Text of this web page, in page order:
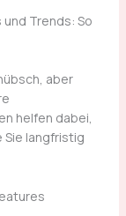
Trends: So
aber
helfen dabei,
Sie langfristig